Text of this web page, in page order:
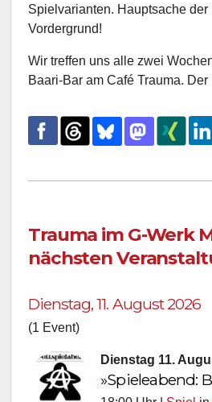
Spielvarianten. Hauptsache der
Vordergrund!
Wir treffen uns alle zwei
Baari-Bar am Café Trauma. Der
Trauma im G-Werk
nächsten
Dienstag, 11. August 2026
(1 Event)
Dienstag 11.
»Spieleabend: